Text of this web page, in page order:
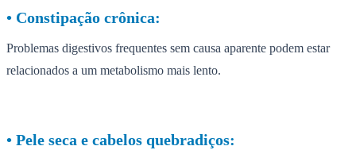
•⁠ ⁠Constipação crônica:
Problemas digestivos frequentes sem causa aparente podem estar
relacionados a um metabolismo mais lento.
•⁠ ⁠Pele seca e cabelos quebradiços: